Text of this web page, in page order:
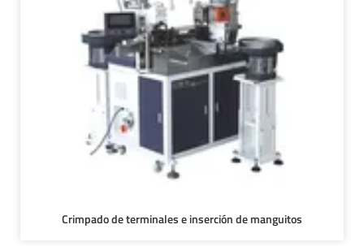
Crimpado de terminales e inserción de manguitos